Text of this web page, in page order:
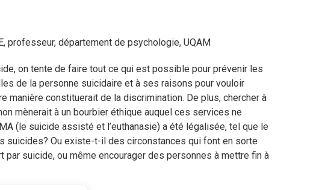
professeur, département de psychologie, UQAM
on tente de faire tout ce qui est possible pour prévenir les
de la personne suicidaire et à ses raisons pour vouloir
manière constituerait de la discrimination. De plus, chercher à
mènerait à un bourbier éthique auquel ces services ne
(le suicide assisté et l’euthanasie) a été légalisée, tel que le
suicides? Ou existe-t-il des circonstances qui font en sorte
suicide, ou même encourager des personnes à mettre fin à